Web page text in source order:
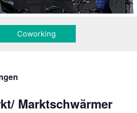
Coworking
Marktschwärmer